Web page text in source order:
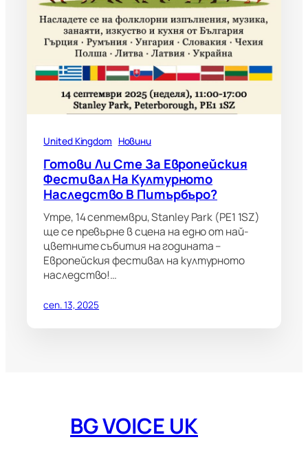
United Kingdom Новини
Готови Ли Сте За Европейския
Фестивал На Културното
Наследство В Питърбъро?
Утре, 14 септември, Stanley Park (PE1 1SZ)
ще се превърне в сцена на едно от най-
цветните събития на годината –
Европейския фестивал на културното
наследство!…
сеп. 13, 2025
BG VOICE UK